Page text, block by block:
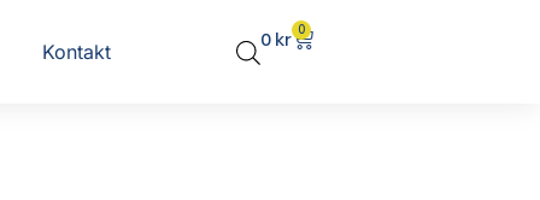
Kontakt
0 kr 0